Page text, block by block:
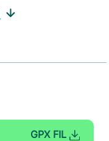
GPX FIL